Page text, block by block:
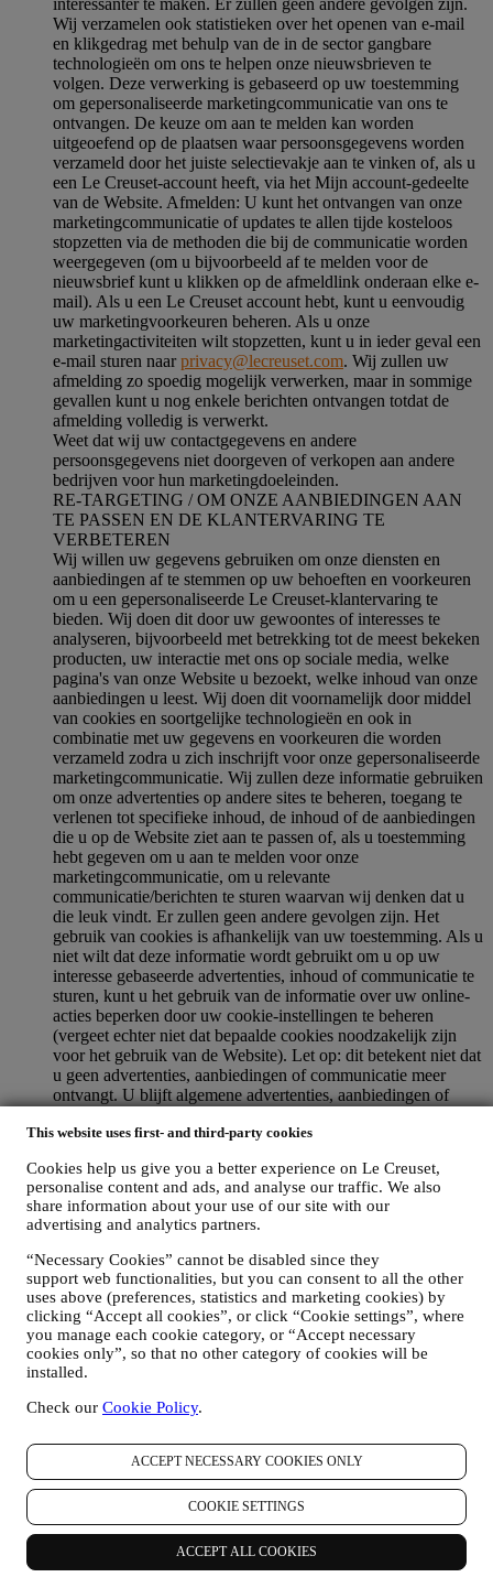
This website uses first- and third-party cookies
Cookies help us give you a better experience on Le Creuset,
personalise content and ads, and analyse our traffic. We also
share information about your use of our site with our
advertising and analytics partners.
“Necessary Cookies” cannot be disabled since they
support web functionalities, but you can consent to all the other
uses above (preferences, statistics and marketing cookies) by
clicking “Accept all cookies”, or click “Cookie settings”, where
you manage each cookie category, or “Accept necessary
cookies only”, so that no other category of cookies will be
installed.
Check our Cookie Policy.
ACCEPT NECESSARY COOKIES ONLY
COOKIE SETTINGS
ACCEPT ALL COOKIES
Wij verzamelen ook statistieken over het openen van e-mail
en klikgedrag met behulp van de in de sector gangbare
technologieën om ons te helpen onze nieuwsbrieven te
volgen. Deze verwerking is gebaseerd op uw toestemming
om gepersonaliseerde marketingcommunicatie van ons te
ontvangen. De keuze om aan te melden kan worden
uitgeoefend op de plaatsen waar persoonsgegevens worden
verzameld door het juiste selectievakje aan te vinken of, als u
een Le Creuset-account heeft, via het Mijn account-gedeelte
van de Website. Afmelden: U kunt het ontvangen van onze
marketingcommunicatie of updates te allen tijde kosteloos
stopzetten via de methoden die bij de communicatie worden
weergegeven (om u bijvoorbeeld af te melden voor de
nieuwsbrief kunt u klikken op de afmeldlink onderaan elke e-
mail). Als u een Le Creuset account hebt, kunt u eenvoudig
uw marketingvoorkeuren beheren. Als u onze
marketingactiviteiten wilt stopzetten, kunt u in ieder geval een
e-mail sturen naarprivacy@lecreuset.com. Wij zullen uw
afmelding zo spoedig mogelijk verwerken, maar in sommige
gevallen kunt u nog enkele berichten ontvangen totdat de
afmelding volledig is verwerkt.
Weet dat wij uw contactgegevens en andere
persoonsgegevens niet doorgeven of verkopen aan andere
bedrijven voor hun marketingdoeleinden.
RE-TARGETING / OM ONZE AANBIEDINGEN AAN
TE PASSEN EN DE KLANTERVARING TE
VERBETEREN
Wij willen uw gegevens gebruiken om onze diensten en
aanbiedingen af te stemmen op uw behoeften en voorkeuren
om u een gepersonaliseerde Le Creuset-klantervaring te
bieden. Wij doen dit door uw gewoontes of interesses te
analyseren, bijvoorbeeld met betrekking tot de meest bekeken
producten, uw interactie met ons op sociale media, welke
pagina's van onze Website u bezoekt, welke inhoud van onze
aanbiedingen u leest. Wij doen dit voornamelijk door middel
van cookies en soortgelijke technologieën en ook in
combinatie met uw gegevens en voorkeuren die worden
verzameld zodra u zich inschrijft voor onze gepersonaliseerde
marketingcommunicatie. Wij zullen deze informatie gebruiken
om onze advertenties op andere sites te beheren, toegang te
verlenen tot specifieke inhoud, de inhoud of de aanbiedingen
die u op de Website ziet aan te passen of, als u toestemming
hebt gegeven om u aan te melden voor onze
marketingcommunicatie, om u relevante
communicatie/berichten te sturen waarvan wij denken dat u
die leuk vindt. Er zullen geen andere gevolgen zijn. Het
gebruik van cookies is afhankelijk van uw toestemming. Als u
niet wilt dat deze informatie wordt gebruikt om u op uw
interesse gebaseerde advertenties, inhoud of communicatie te
sturen, kunt u het gebruik van de informatie over uw online-
acties beperken door uw cookie-instellingen te beheren
(vergeet echter niet dat bepaalde cookies noodzakelijk zijn
voor het gebruik van de Website). Let op: dit betekent niet dat
u geen advertenties, aanbiedingen of communicatie meer
ontvangt. U blijft algemene advertenties, aanbiedingen of
cookies gebruiken en hoe u ze kunt verwijderen, raadpleegt u
PRODUCT REVIEW
Als u een van onze producten hebt gekocht, kunnen wij u een
e-mail sturen met de vraag om uw producten te beoordelen.
Wij zijn geïnteresseerd in productbeoordelingen van onze
klanten (als zij dergelijke informatie willen verstrekken) om
onze producten en diensten voortdurend te verbeteren. Aan
het einde van het aankoopproces kunnen wij u ook uitnodigen
om uw productbeoordeling te schrijven. De beoordeling is
niet verplicht, en u bent vrij om deze al dan niet in te dienen.
WHATSAPP FOR BUSINESS
Sommige van onze fysieke winkels gebruiken WhatsApp for
ondersteuning te bieden en informatie over onze producten te
producten. Er worden geen creditcardgegevens of andere
gevoelige informatie gevraagd via WhatsApp. U kunt meer te
weten komen over de voorwaarden en garanties van
WhatsApp voor de internationale overdracht van uw
gegevens op https://www.whatsapp.com/legal/privacy-policy-
eea. U kunt uw rechten inzake gegevensbescherming
uitoefenen, waaronder het herroepen/uitschrijven en het